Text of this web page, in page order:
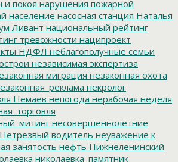
покоя нарушения пожарной
население насосная станция Наталья
Ливант национальный рейтинг
тревожности наципроект
НДФЛ неблагополучные семьи
независимая экспертиза
миграция незаконная охота
некролог
Немаев непогода нерабочая неделя
несовершеннолетние
Нетрезвый водитель неуважение к
занятость нефть Нижнеленинский
николаевка_памятник